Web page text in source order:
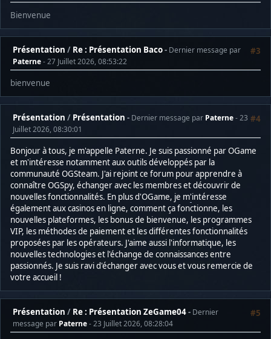
Bienvenue
#3
Présentation / Re : Présentation Baco
Dernier message par
Paterne- 27 Juillet 2026, 08:53:22
bienvenue
#4
Présentation / Présentation Dernier message par Paterne- 23
Juillet 2026, 08:30:01
Bonjour à tous, je m'appelle Paterne. Je suis passionné par OGame
et m'intéresse notamment aux outils développés par la
communauté OGSteam. J'ai rejoint ce forum pour apprendre à
connaître OGSpy, échanger avec les membres et découvrir de
nouvelles fonctionnalités. En plus d'OGame, je m'intéresse
également aux casinos en ligne, comment ça fonctionne, les
nouvelles plateformes, les bonus de bienvenue, les programmes
VIP, les méthodes de paiement et les différentes fonctionnalités
proposées par les opérateurs. J'aime aussi l'informatique, les
nouvelles technologies et l'échange de connaissances entre
passionnés. Je suis ravi d'échanger avec vous et vous remercie de
votre accueil !
#5
Présentation / Re : Présentation ZeGame04
Dernier
message par Paterne- 23 Juillet 2026, 08:28:04